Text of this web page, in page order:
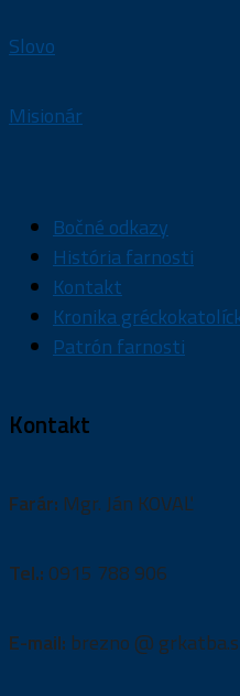
Slovo
Misionár
Bočné odkazy
História farnosti
Kontakt
Kronika
Patrón farnosti
Kontakt
Farár: Mgr. Ján KOVAĽ
Tel.: 0915 788 906
E-mail: brezno @